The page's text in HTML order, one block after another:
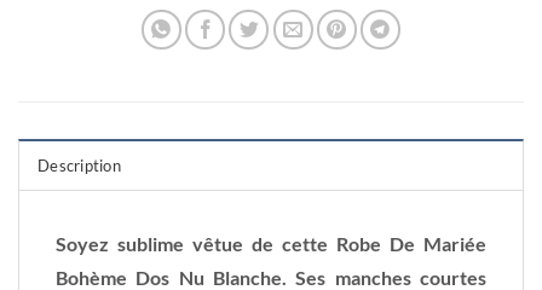
Description
Soyez sublime vêtue de cette Robe De Mariée
Bohème Dos Nu Blanche. Ses manches courtes